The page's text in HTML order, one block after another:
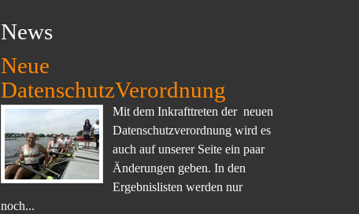
News
Neue
DatenschutzVerordnung
Mit dem Inkrafttreten der neuen
Datenschutzverordnung wird es
auch auf unserer Seite ein paar
Änderungen geben. In den
Ergebnislisten werden nur
noch...